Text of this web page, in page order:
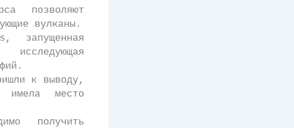
позволяют
вулканы.
исследующая
к выводу,
имела место
получить